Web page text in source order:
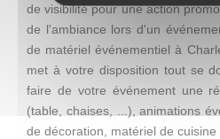
de visibilité pour une action
de l'ambiance lors d'un
de matériel événementiel à
met à votre disposition tout se
faire de votre événement une
(table, chaises, ...), animations
de décoration, matériel de